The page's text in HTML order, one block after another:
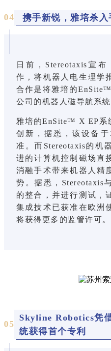
04 携手新锐，雅培杀
日前，Stereotaxis宣
作，将机器人电生理学
合作是将雅培的
公司的机器人磁导航系
雅培的EnSite™ X EP系
创新，据悉，该设备
准。而Stereotaxis的机
进的计算机控制磁场直
消融手术带来机器人精
势。据悉，Stereotaxis
的整合，并进行测试，
集成技术已获准在欧洲
将获得更多的监管许可。
05
Skyline Robotics凭
统获得首个专利